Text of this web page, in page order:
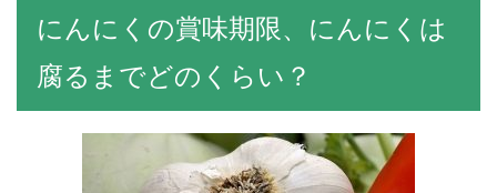
にんにくの賞味期限、にんにくは
腐るまでどのくらい？